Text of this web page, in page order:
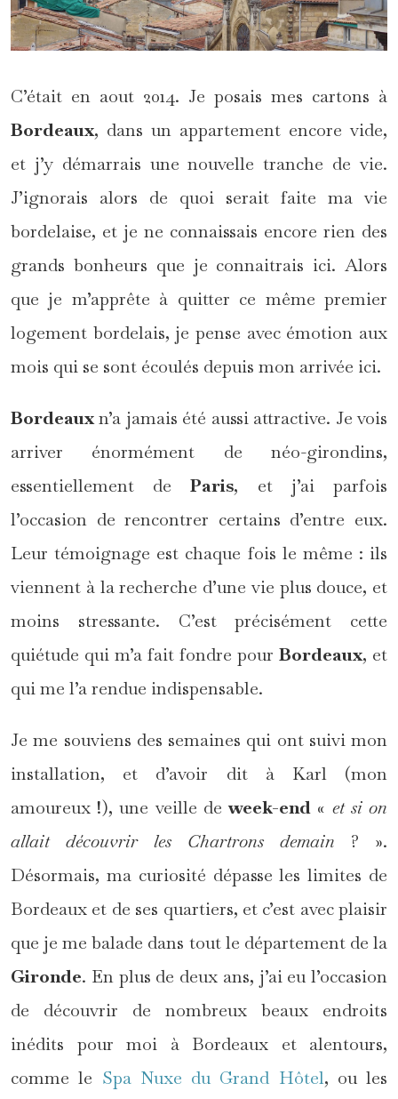
C’était en aout 2014. Je posais mes cartons à
Bordeaux, dans un appartement encore vide,
et j’y démarrais une nouvelle tranche de vie.
J’ignorais alors de quoi serait faite ma vie
bordelaise, et je ne connaissais encore rien des
grands bonheurs que je connaitrais ici. Alors
que je m’apprête à quitter ce même premier
logement bordelais, je pense avec émotion aux
mois qui se sont écoulés depuis mon arrivée ici.
Bordeauxn’a jamais été aussi attractive. Je vois
arriver énormément de néo-girondins,
essentiellement deParis, et j’ai parfois
l’occasion de rencontrer certains d’entre eux.
Leur témoignage est chaque fois le même : ils
viennent à la recherche d’une vie plus douce, et
moins stressante. C’est précisément cette
quiétude qui m’a fait fondre pour Bordeaux, et
qui me l’a rendue indispensable.
Je me souviens des semaines qui ont suivi mon
installation, et d’avoir dit à Karl (mon
amoureux !), une veille deweek-end « et si on
allait découvrir les Chartrons demain ? ».
Désormais, ma curiosité dépasse les limites de
Bordeaux et de ses quartiers, et c’est avec plaisir
que je me balade dans tout le département de la
Gironde. En plus de deux ans, j’ai eu l’occasion
de découvrir de nombreux beaux endroits
inédits pour moi à Bordeaux et alentours,
comme le Spa Nuxe du Grand Hôtel, ou les